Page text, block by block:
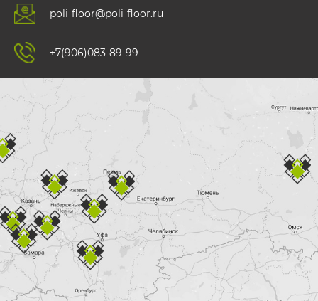
poli-floor@poli-floor.ru
+7(906)083-89-99